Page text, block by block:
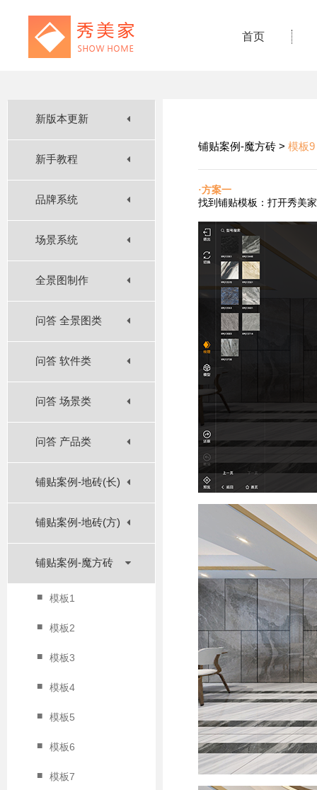
首页
新版本更新
新手教程
品牌系统
场景系统
全景图制作
问答 全景图类
问答 软件类
问答 场景类
问答 产品类
铺贴案例-地砖(长)
铺贴案例-地砖(方)
铺贴案例-魔方砖
■ 模板1
■ 模板2
■ 模板3
■ 模板4
■ 模板5
■ 模板6
■ 模板7
铺贴案例-魔方砖 > 模板9
·方案一
找到铺贴模板：打开秀美